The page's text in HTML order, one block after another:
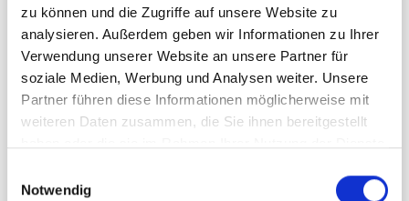
zu können und die Zugriffe auf unsere Website zu
analysieren. Außerdem geben wir Informationen zu Ihrer
Verwendung unserer Website an unsere Partner für
soziale Medien, Werbung und Analysen weiter. Unsere
Partner führen diese Informationen möglicherweise mit
weiteren Daten zusammen, die Sie ihnen bereitgestellt
Notwendig
Netto ab:
ab 112,93 € *
Schaukasten Classic 2xA4, anthrazit